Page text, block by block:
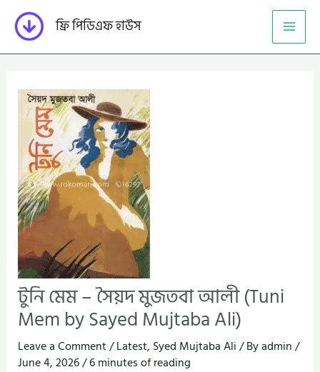
content
ফ্রি পিডিএফ হাউস
টুনি মেম – সৈয়দ মুজতবা আলী (Tuni
Mem by Sayed Mujtaba Ali)
Leave a Comment/Latest, Syed Mujtaba Ali/ Byadmin/
June 4, 2026/6 minutes of reading